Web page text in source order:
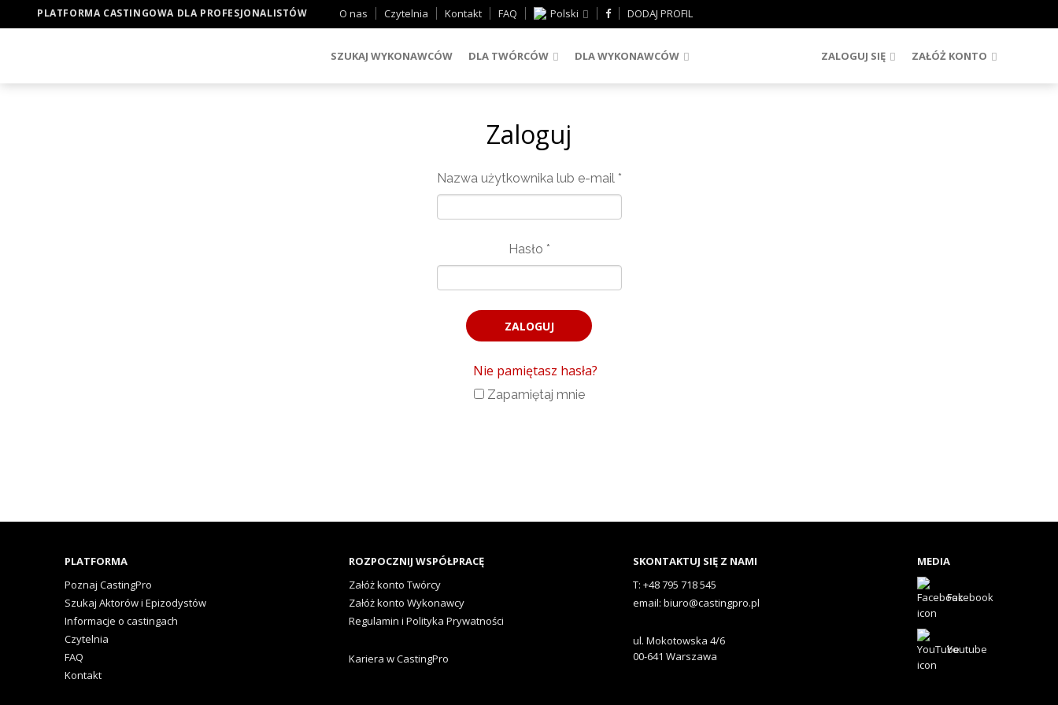
PLATFORMA CASTINGOWA DLA PROFESJONALISTÓW O nas Czytelnia Kontakt FAQ Polski DODAJ PROFIL
SZUKAJ WYKONAWCÓW DLA TWÓRCÓW DLA WYKONAWCÓW ZAŁÓŻ KONTO
ZALOGUJ SIĘ
Zaloguj
Nazwa użytkownika lub e-mail *
Hasło *
Nie pamiętasz hasła?
Zapamiętaj mnie
PLATFORMA
Poznaj CastingPro
Szukaj Aktorów i Epizodystów
Informacje o castingach
Czytelnia
FAQ
Kontakt
ROZPOCZNIJ WSPÓŁPRACĘ
Załóż konto Twórcy
Załóż konto Wykonawcy
Regulamin i Polityka Prywatności
Kariera w CastingPro
SKONTAKTUJ SIĘ Z NAMI
T: +48 795 718 545
email: biuro@castingpro.pl
ul. Mokotowska 4/6
00-641 Warszawa
MEDIA
Facebook
Youtube